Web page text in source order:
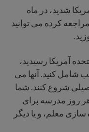
شدید، در ماه
کرده می توانید
آمریکا رسیدید،
شامل کنید. آنها می
شروع کنند. شما
روز مدرسه برای
معلم، و یا دیگر